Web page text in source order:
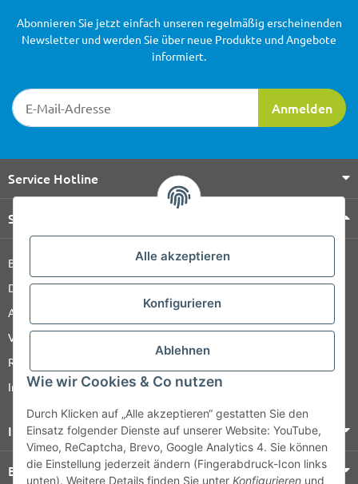
Alle akzeptieren
Konfigurieren
Ablehnen
Wie wir Cookies & Co nutzen
Durch Klicken auf „Alle akzeptieren“ gestatten Sie den
Einsatz folgender Dienste auf unserer Website: YouTube,
Vimeo, ReCaptcha, Brevo, Google Analytics 4. Sie können
die Einstellung jederzeit ändern (Fingerabdruck-Icon links
unten). Weitere Details finden Sie unter Konfigurieren und
Newsletter-Registrierung
Anmelden
Abonnieren Sie jetzt einfach unseren regelmäßig erscheinenden
Newsletter und werden Sie über neue Produkte und Angebote
informiert.
Service Hotline
Shop Service
Barrierefreiheitserklärung
Datenschutz
AGB
Versandinformationen
Retour
Impressum
Informationen
Bezahlung & Versand